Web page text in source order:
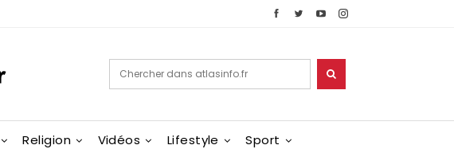
Religion Vidéos Lifestyle Sport